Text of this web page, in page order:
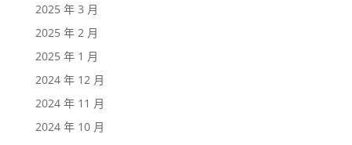
2025 年 3 月
2025 年 2 月
2025 年 1 月
2024 年 12 月
2024 年 11 月
2024 年 10 月